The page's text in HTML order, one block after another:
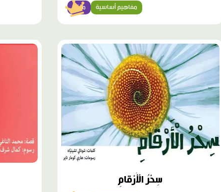
متقن مفاهيم أساسية
محتوى
سِحْرُ الْأَرْقامِ
محتوى